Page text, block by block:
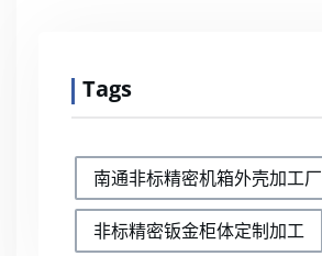
Tags
南通非标精密机箱外壳加工厂
非标精密钣金柜体定制加工